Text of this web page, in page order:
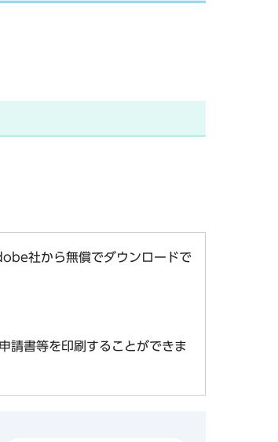
社から無償でダウンロードで
請書等を印刷することができま